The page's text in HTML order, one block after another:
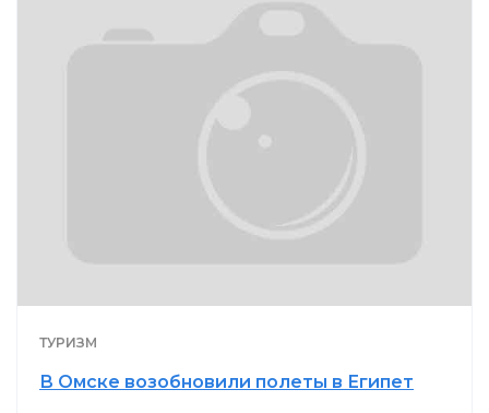
ТУРИЗМ
В Омске возобновили полеты в Египет